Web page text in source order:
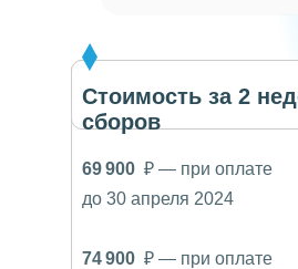
69 900 ₽ — при оплате
до 30 апреля 2024
74 900 ₽ — при оплате
Стоимость за 2
сборов